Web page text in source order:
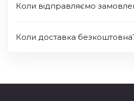
Коли відправляємо
Коли доставка